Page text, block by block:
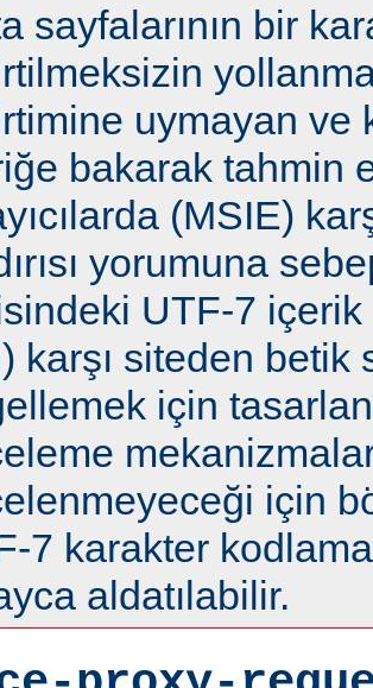
sayfalarının bir
uymayan ve
bakarak tahmin
(MSIE)
yorumuna
UTF-7
karşı siteden betik
için
için
7 karakter
aldatılabilir.